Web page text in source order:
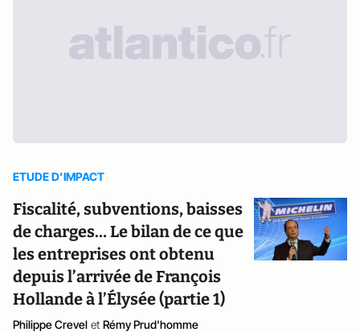
ETUDE D’IMPACT
Fiscalité, subventions, baisses
de charges… Le bilan de ce que
les entreprises ont obtenu
depuis l’arrivée de François
Hollande à l’Élysée (partie 1)
Philippe Crevel et Rémy Prud'homme